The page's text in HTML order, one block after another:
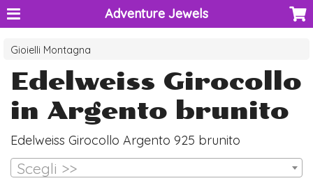
Adventure Jewels
Gioielli Montagna
Edelweiss Girocollo
in Argento brunito
Edelweiss Girocollo Argento 925 brunito
Scegli >>